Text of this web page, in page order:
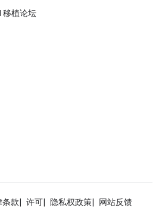
植论坛
条款 许可 隐私权政策
网站反馈